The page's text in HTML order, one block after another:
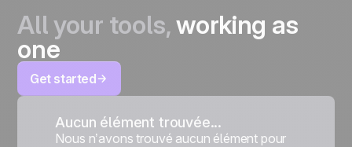
All your tools,working as
one
Get started
Aucun élément trouvée...
Nous n’avons trouvé aucun élément pour